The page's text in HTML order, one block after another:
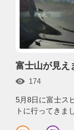
富士山が見え
174
5月8日に富士ス
トに行ってきま